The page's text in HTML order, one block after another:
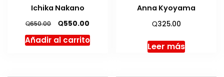
Ichika Nakano
Q650.00
El
precio
original
Q550.00
precio
actual
Añadir al carrito
Anna Kyoyama
Q325.00
Leer más